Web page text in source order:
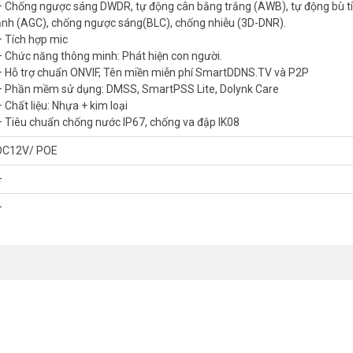
đêm.
giả. Xem thêm cáccamera IP Dahua để tìm model phù hợp.
A-IL
hạn chế. Thương hiệu Dahua uy tín đảm bảo chất lượng và độ
đặt dễ dàng. Mua tại Vũ Hoàng Telecom, bạn nhận được tư vấn tận
4.0MP có mic (dòng ECO) DAHUA
Chống ngược sáng DWDR, tự động cân bằng trắng (AWB), tự động bù
(AGC), chống ngược sáng(BLC), chống nhiễu (3D-DNR).
Tích hợp mic
Chức năng thông minh: Phát hiện con người.
Hỗ trợ chuẩn ONVIF, Tên miền miễn phí SmartDDNS.TV và P2P
Phần mềm sử dụng: DMSS, SmartPSS Lite, Dolynk Care
Chất liệu: Nhựa + kim loại
Tiêu chuẩn chống nước IP67, chống va đập IK08
POE